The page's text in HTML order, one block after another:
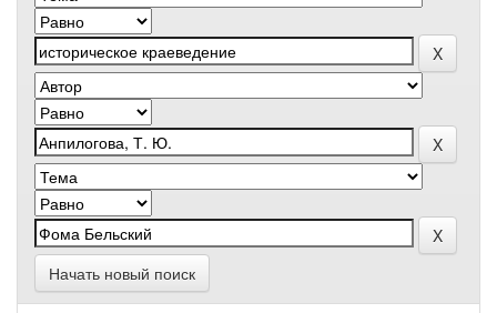
Начать новый поиск